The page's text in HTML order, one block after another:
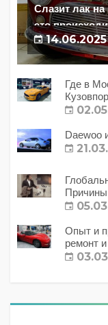
Слазит лак
это
14.06.2025
Где в
Daewoo
с этим
Опыт и
ремонт